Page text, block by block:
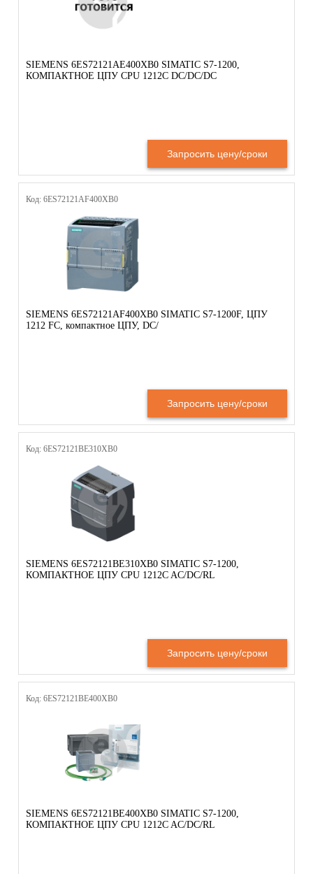
SIEMENS 6ES72121AE400XB0 SIMATIC S7-1200,
КОМПАКТНОЕ ЦПУ CPU 1212C DC/DC/DC
Запросить цену/сроки
Код: 6ES72121AF400XB0
SIEMENS 6ES72121AF400XB0 SIMATIC S7-1200F, ЦПУ
1212 FC, компактное ЦПУ, DC/
Запросить цену/сроки
Код: 6ES72121BE310XB0
SIEMENS 6ES72121BE310XB0 SIMATIC S7-1200,
КОМПАКТНОЕ ЦПУ CPU 1212C AC/DC/RL
Запросить цену/сроки
Код: 6ES72121BE400XB0
SIEMENS 6ES72121BE400XB0 SIMATIC S7-1200,
КОМПАКТНОЕ ЦПУ CPU 1212C AC/DC/RL